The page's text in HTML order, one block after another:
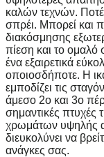
καλών τεχνών.
σπρέι. Μπορεί και
διακόσμησης
πίεση και το
ένα εξαιρετικά
οποιοσδήποτε. Η
εμποδίζει τις
άμεσο 2ο και 3ο
σημαντικές πτυχές
χρωμάτων υψηλής
διευκολύνει να
ανάγκες σας.